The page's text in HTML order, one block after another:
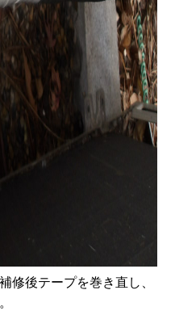
修後テープを巻き直し、